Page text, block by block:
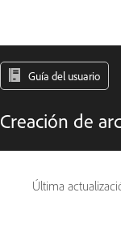
Guía del usuario
Creación de
Última